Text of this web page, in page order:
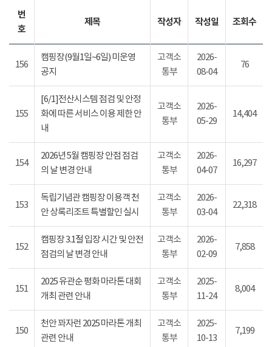
번
호
제목 작성자 작성일 조회수
156
캠핑장(9월1일~6일) 미운영
공지
고객소
통부
2026-
08-04
76
155
[6/1]전산시스템 점검 및 안정
화에 따른 서비스 이용 제한 안
내
고객소
통부
2026-
05-29
14,404
154
2026년 5월 캠핑장 안점 점검
의 날 변경 안내
고객소
통부
2026-
04-07
16,297
153
독립기념관 캠핑장 이용객 천
안 상록리조트 특별할인 실시
고객소
통부
2026-
03-04
22,318
152
캠핑장 3.1절 입장 시간 및 안전
점검의 날 변경 안내
고객소
통부
2026-
02-09
7,858
151
2025 유관순 평화 마라톤 대회
개최 관련 안내
고객소
통부
2025-
11-24
8,004
150
천안 꽈자런 2025 마라톤 개최
관련 안내
고객소
통부
2025-
10-13
7,199